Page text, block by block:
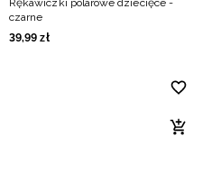
Rękawiczki polarowe dziecięce -
czarne
39,99 zł